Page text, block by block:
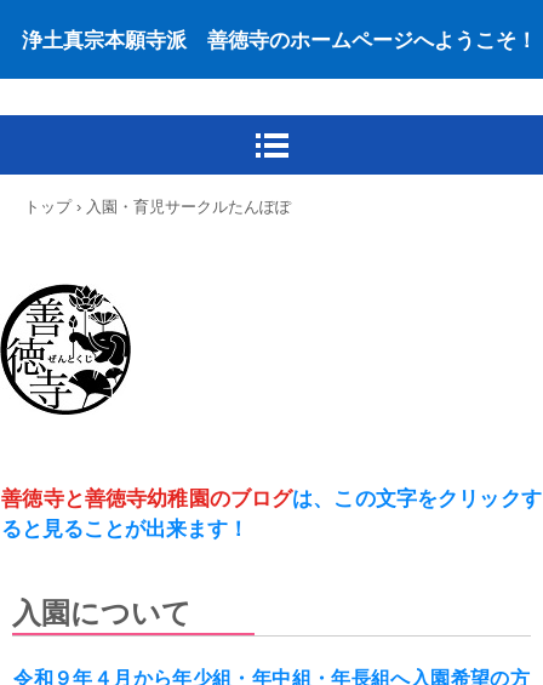
浄土真宗本願寺派 善徳寺のホームページへようこそ！
トップ › 入園・育児サークルたんぽぽ
善徳寺と善徳寺幼稚園のブログは、この文字をクリックす
ると見ることが出来ます！
入園について
令和９年４月から年少組・年中組・年長組へ入園希望の方